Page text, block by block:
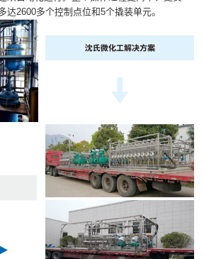
达2600多个控制点位和5个撬装单元。